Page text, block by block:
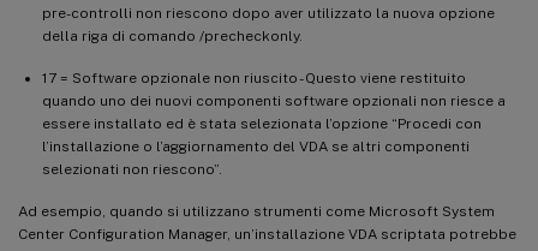
pre-controlli non riescono dopo aver utilizzato la nuova opzione
della riga di comando /precheckonly.
17 = Software opzionale non riuscito - Questo viene restituito
quando uno dei nuovi componenti software opzionali non riesce a
essere installato ed è stata selezionata l’opzione “Procedi con
l’installazione o l’aggiornamento del VDA se altri componenti
selezionati non riescono”.
Ad esempio, quando si utilizzano strumenti come Microsoft System
Center Configuration Manager, un’installazione VDA scriptata potrebbe